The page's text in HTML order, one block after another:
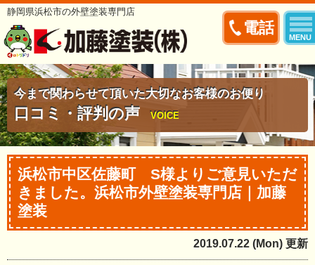
電話
MENU
静岡県浜松市の外壁塗装専門店
今まで関わらせて頂いた大切なお客様のお便り
口コミ・評判の声 VOICE
浜松市中区佐藤町 S様よりご意見いただ
きました。浜松市外壁塗装専門店｜加藤
塗装
2019.07.22 (Mon) 更新